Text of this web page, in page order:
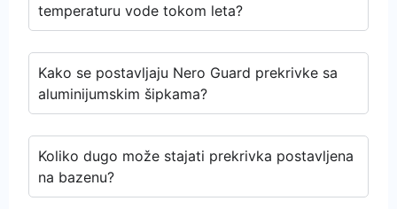
temperaturu vode tokom leta?
Kako se postavljaju Nero Guard prekrivke sa
aluminijumskim šipkama?
Koliko dugo može stajati prekrivka postavljena
na bazenu?